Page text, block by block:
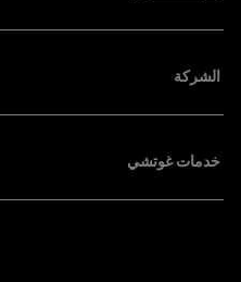
الشركة
خدمات غوتشي